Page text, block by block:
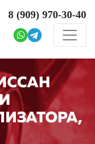
8 (909) 970-30-40